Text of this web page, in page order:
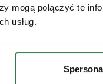
mogą połączyć te
usług.